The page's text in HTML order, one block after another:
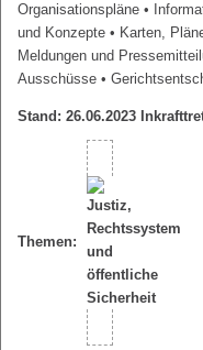
Organisationspläne •
und Konzepte • Karten,
Meldungen und
Ausschüsse •
Stand: 26.06.2023
Themen: